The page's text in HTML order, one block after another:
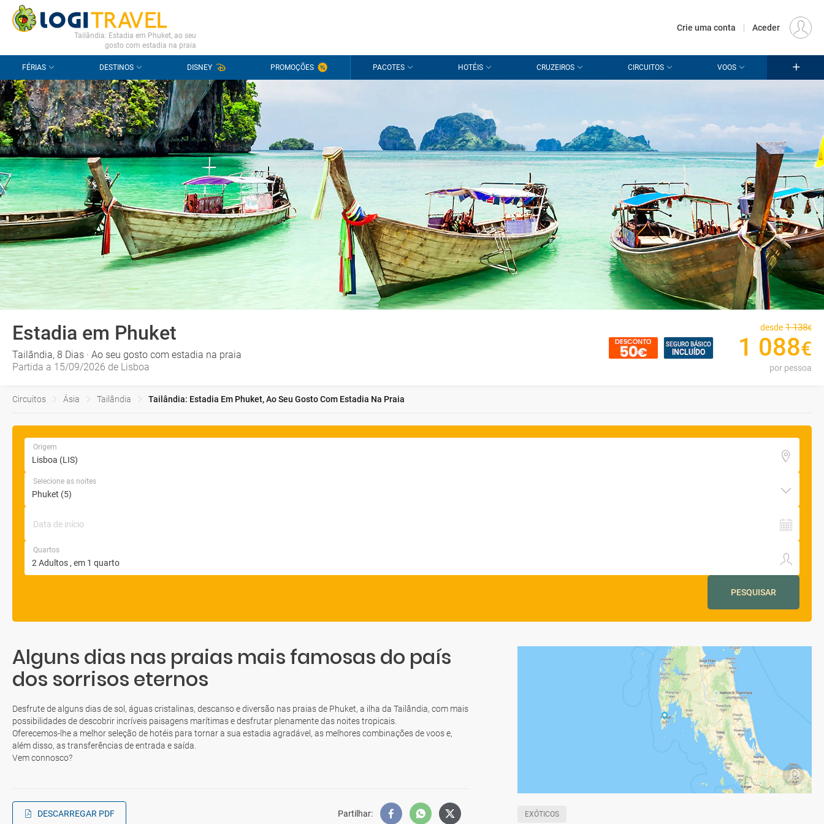
CONTACTO PERGUNTAS FREQUENTES
Tailândia: Estadia em Phuket, ao seu
gosto com estadia na praia
Crie uma conta | Aceder
FÉRIAS DESTINOS DISNEY PROMOÇÕES PACOTES HOTÉIS CRUZEIROS CIRCUITOS VOOS
Estadia em Phuket
Tailândia, 8 Dias · Ao seu gosto com estadia na praia
Partida a 15/09/2026 de Lisboa
desde 1 138€
1 088€
por pessoa
Circuitos Ásia Tailândia Tailândia: Estadia Em Phuket, Ao Seu Gosto Com Estadia Na Praia
Origem
Selecione as noites
Data de início
Quartos
PESQUISAR
Alguns dias nas praias mais famosas do país
dos sorrisos eternos
Desfrute de alguns dias de sol, águas cristalinas, descanso e diversão nas praias de Phuket, a ilha da Tailândia, com mais
possibilidades de descobrir incríveis paisagens marítimas e desfrutar plenamente das noites tropicais.
Oferecemos-lhe a melhor seleção de hotéis para tornar a sua estadia agradável, as melhores combinações de voos e,
além disso, as transferências de entrada e saída.
Vem connosco?
DESCARREGAR PDF Partilhar: EXÓTICOS